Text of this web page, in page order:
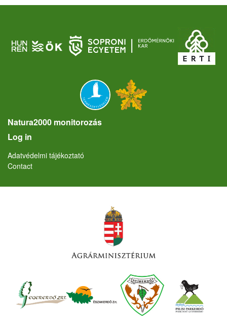
Natura2000 monitorozás
User account menu
Log in
Lábléc
Adatvédelmi tájékoztató
Contact